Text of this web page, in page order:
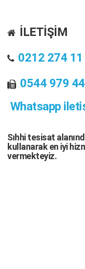
İLETİŞİM
0212 274
0544 979
Whatsapp
Sıhhi tesisat
kullanarak en iyi
vermekteyiz.